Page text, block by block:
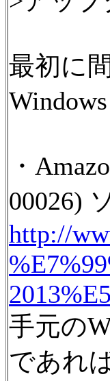
最初に
・
00026)
http://
手元の
であれ